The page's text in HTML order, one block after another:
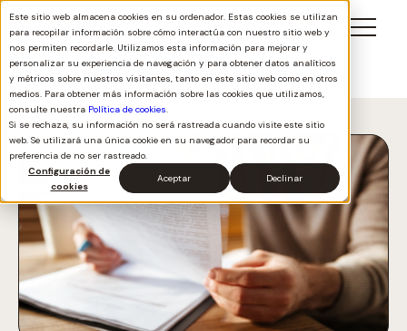
Este sitio web almacena cookies en su ordenador. Estas cookies se utilizan
para recopilar información sobre cómo interactúa con nuestro sitio web y
nos permiten recordarle. Utilizamos esta información para mejorar y
personalizar su experiencia de navegación y para obtener datos analíticos
y métricos sobre nuestros visitantes, tanto en este sitio web como en otros
medios. Para obtener más información sobre las cookies que utilizamos,
consulte nuestra Política de cookies.
Si se rechaza, su información no será rastreada cuando visite este sitio
web. Se utilizará una única cookie en su navegador para recordar su
preferencia de no ser rastreado.
Configuración de
cookies
Aceptar Declinar
Volver a todos